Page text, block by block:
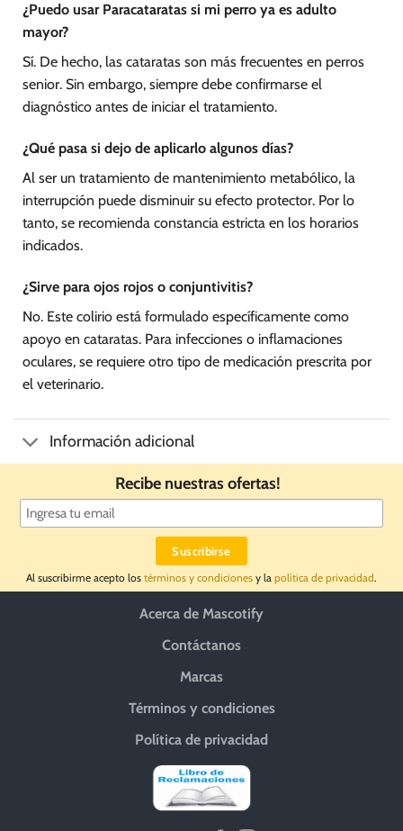
¿Puedo usar Paracataratas si mi perro ya es adulto
mayor?
Sí. De hecho, las cataratas son más frecuentes en perros
senior. Sin embargo, siempre debe confirmarse el
diagnóstico antes de iniciar el tratamiento.
¿Qué pasa si dejo de aplicarlo algunos días?
Al ser un tratamiento de mantenimiento metabólico, la
interrupción puede disminuir su efecto protector. Por lo
tanto, se recomienda constancia estricta en los horarios
indicados.
¿Sirve para ojos rojos o conjuntivitis?
No. Este colirio está formulado específicamente como
apoyo en cataratas. Para infecciones o inflamaciones
oculares, se requiere otro tipo de medicación prescrita por
el veterinario.
Información adicional
Recibe nuestras ofertas!
Al suscribirme acepto los términos y condiciones y la política de privacidad.
Acerca de Mascotify
Contáctanos
Marcas
Términos y condiciones
Política de privacidad